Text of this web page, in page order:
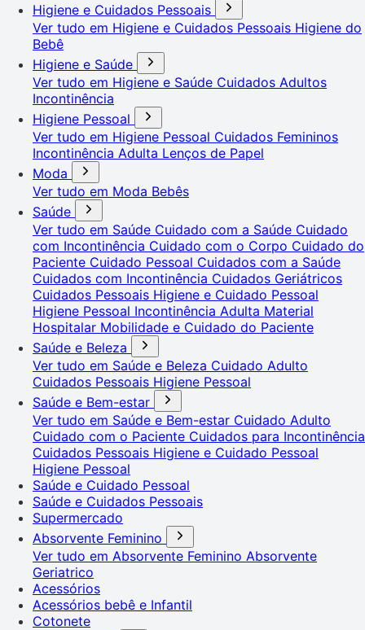
Higiene e Cuidados Pessoais
Ver tudo em Higiene e Cuidados Pessoais Higiene do
Bebê
Higiene e Saúde
Ver tudo em Higiene e Saúde Cuidados Adultos
Incontinência
Higiene Pessoal
Ver tudo em Higiene Pessoal Cuidados Femininos
Incontinência Adulta Lenços de Papel
Moda
Ver tudo em Moda Bebês
Saúde
Ver tudo em Saúde Cuidado com a Saúde Cuidado
com Incontinência Cuidado com o Corpo Cuidado do
Paciente Cuidado Pessoal Cuidados com a Saúde
Cuidados com Incontinência Cuidados Geriátricos
Cuidados Pessoais Higiene e Cuidado Pessoal
Higiene Pessoal Incontinência Adulta Material
Hospitalar Mobilidade e Cuidado do Paciente
Saúde e Beleza
Ver tudo em Saúde e Beleza Cuidado Adulto
Cuidados Pessoais Higiene Pessoal
Saúde e Bem-estar
Ver tudo em Saúde e Bem-estar Cuidado Adulto
Cuidado com o Paciente Cuidados para Incontinência
Cuidados Pessoais Higiene e Cuidado Pessoal
Higiene Pessoal
Saúde e Cuidado Pessoal
Saúde e Cuidados Pessoais
Supermercado
Absorvente Feminino
Ver tudo em Absorvente Feminino Absorvente
Geriatrico
Acessórios
Acessórios bebê e Infantil
Cotonete